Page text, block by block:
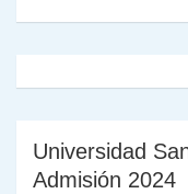
Universidad
Admisión 2024